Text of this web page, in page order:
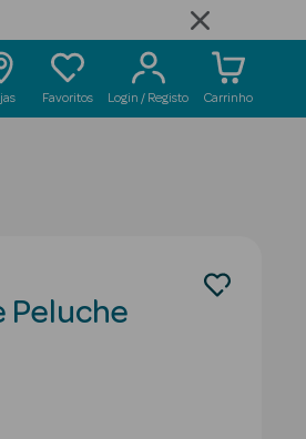
Favoritos Login / Registo Carrinho
Peluche